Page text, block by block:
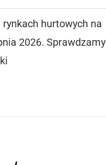
hurtowych na
2026. Sprawdzamy